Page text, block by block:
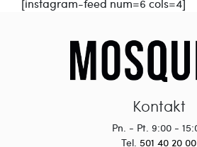
Kontakt
Pn. - Pt. 9:00 -
Tel. 501 40 20 00